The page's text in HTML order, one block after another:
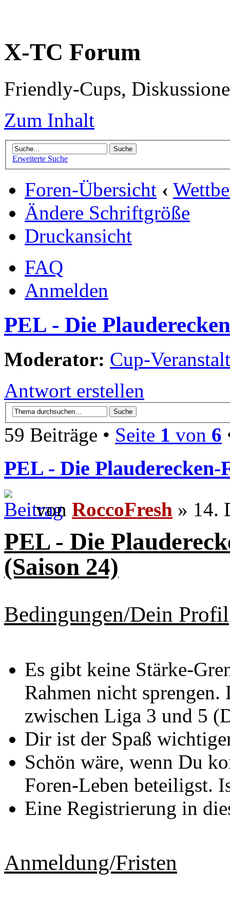
X-TC Forum
Friendly-Cups,
Zum Inhalt
Erweiterte Suche
Foren-Übersicht ‹
Ändere Schriftgröße
Druckansicht
FAQ
Anmelden
PEL - Die
Moderator: Cup-
Antwort erstellen
59 Beiträge • Seite 1 von 6
PEL - Die Plauderecken-
von RoccoFresh » 14.
PEL - Die
(Saison 24)
Bedingungen/Dein Profil
Es gibt keine Stärke-
Rahmen nicht
zwischen Liga 3 und 5
Dir ist der Spaß
Schön wäre, wenn Du
Foren-Leben beteiligst.
Eine Registrierung in
Anmeldung/Fristen